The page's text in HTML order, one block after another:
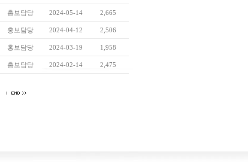
홍보담당 2024-05-14 2,665
홍보담당 2024-04-12 2,506
홍보담당 2024-03-19 1,958
홍보담당 2024-02-14 2,475